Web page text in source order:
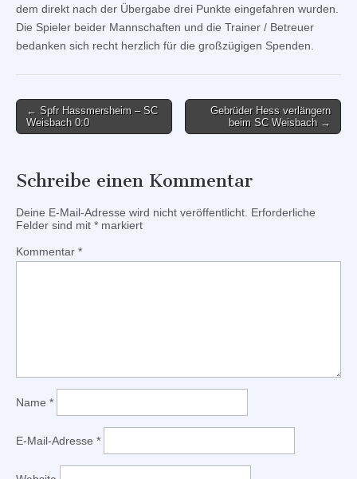
dem direkt nach der Übergabe drei Punkte eingefahren wurden.
Die Spieler beider Mannschaften und die Trainer / Betreuer
bedanken sich recht herzlich für die großzügigen Spenden.
Post
navigation
← Spfr Hassmersheim – SC
Weisbach 0:0
Gebrüder Hess verlängern
beim SC Weisbach →
Schreibe einen Kommentar
Deine E-Mail-Adresse wird nicht veröffentlicht. Erforderliche
Felder sind mit * markiert
Kommentar *
Name *
E-Mail-Adresse *